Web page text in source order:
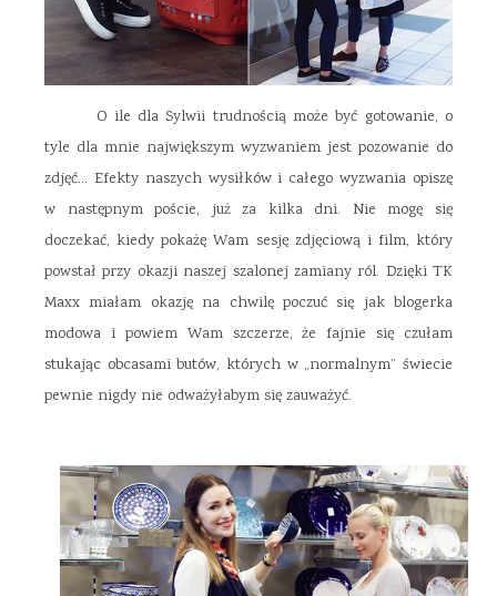
O ile dla Sylwii trudnością może być gotowanie, o
tyle dla mnie największym wyzwaniem jest pozowanie do
zdjęć… Efekty naszych wysiłków i całego wyzwania opiszę
w następnym poście, już za kilka dni. Nie mogę się
doczekać, kiedy pokażę Wam sesję zdjęciową i film, który
powstał przy okazji naszej szalonej zamiany ról. Dzięki TK
Maxx miałam okazję na chwilę poczuć się jak blogerka
modowa i powiem Wam szczerze, że fajnie się czułam
stukając obcasami butów, których w „normalnym” świecie
pewnie nigdy nie odważyłabym się zauważyć.